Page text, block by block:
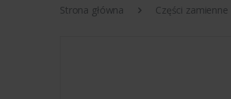
Strona główna Części zamienne